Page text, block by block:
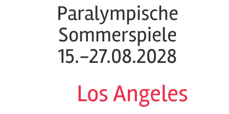
Paralympische
Sommerspiele
15.-27.08.2028
Los Angeles